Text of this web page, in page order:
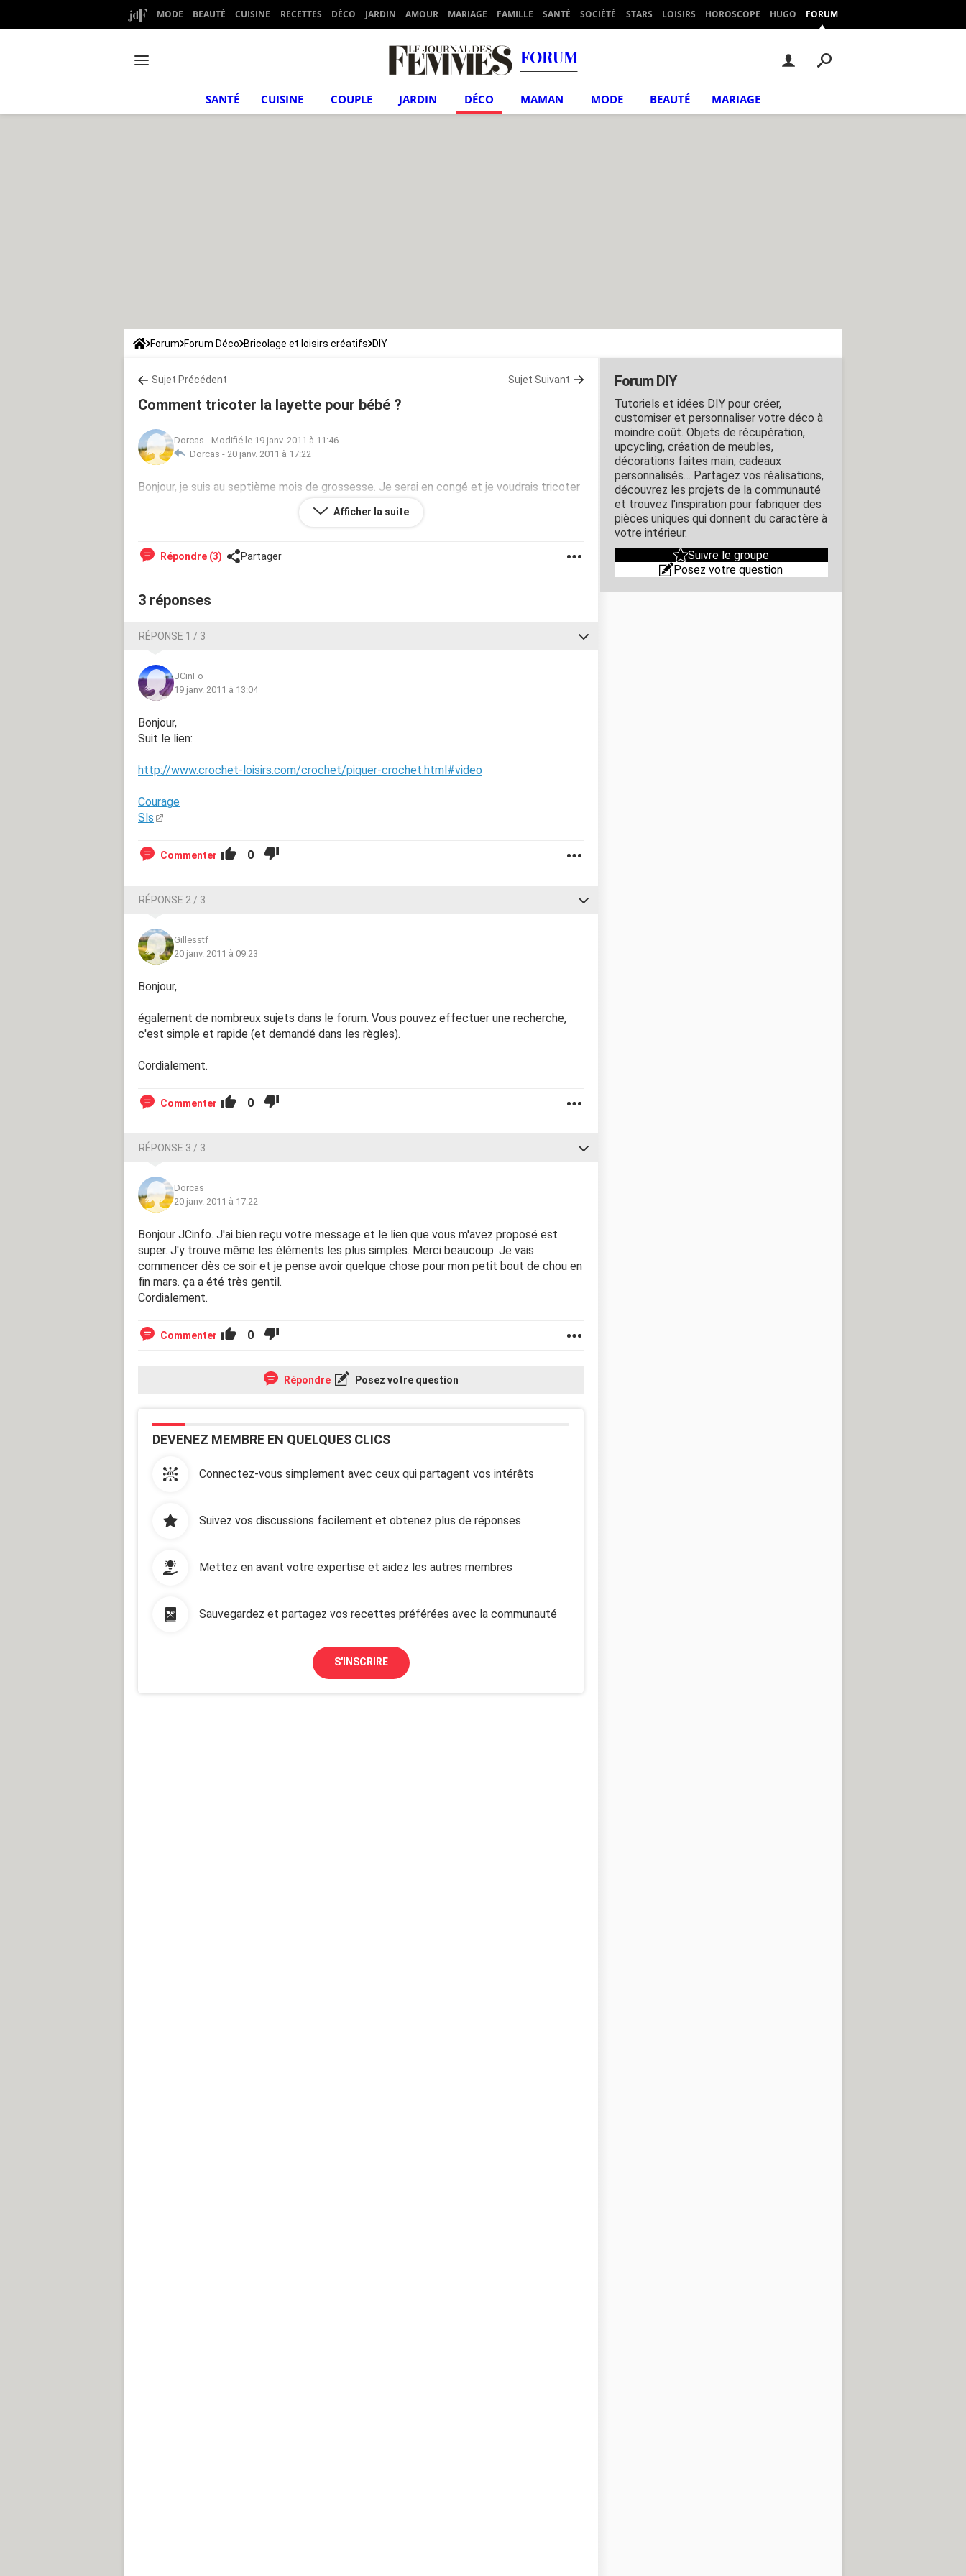
MODE BEAUTÉ CUISINE RECETTES DÉCO JARDIN AMOUR MARIAGE FAMILLE SANTÉ SOCIÉTÉ STARS LOISIRS HOROSCOPE HUGO FORUM
FORUM
SANTÉ CUISINE COUPLE JARDIN DÉCO MAMAN MODE BEAUTÉ MARIAGE
Forum Forum Déco Bricolage et loisirs créatifs DIY
Sujet Précédent Sujet Suivant
Comment tricoter la layette pour bébé ?
Dorcas - Modifié le 19 janv. 2011 à 11:46
Dorcas - 20 janv. 2011 à 17:22
Bonjour, je suis au septième mois de grossesse. Je serai en congé et je voudrais tricoter
Afficher la suite
Répondre (3) Partager
3 réponses
RÉPONSE 1 / 3
JCinFo
19 janv. 2011 à 13:04
Bonjour,
Suit le lien:
http://www.crochet-loisirs.com/crochet/piquer-crochet.html#video
Courage
Sls
Commenter 0
RÉPONSE 2 / 3
Gillesstf
20 janv. 2011 à 09:23
Bonjour,
également de nombreux sujets dans le forum. Vous pouvez effectuer une recherche,
c'est simple et rapide (et demandé dans les règles).
Cordialement.
Commenter 0
RÉPONSE 3 / 3
Dorcas
20 janv. 2011 à 17:22
Bonjour JCinfo. J'ai bien reçu votre message et le lien que vous m'avez proposé est
super. J'y trouve même les éléments les plus simples. Merci beaucoup. Je vais
commencer dès ce soir et je pense avoir quelque chose pour mon petit bout de chou en
fin mars. ça a été très gentil.
Cordialement.
Commenter 0
Répondre Posez votre question
DEVENEZ MEMBRE EN QUELQUES CLICS
Connectez-vous simplement avec ceux qui partagent vos intérêts
Suivez vos discussions facilement et obtenez plus de réponses
Mettez en avant votre expertise et aidez les autres membres
Sauvegardez et partagez vos recettes préférées avec la communauté
S'INSCRIRE
Forum DIY
Tutoriels et idées DIY pour créer,
customiser et personnaliser votre déco à
moindre coût. Objets de récupération,
upcycling, création de meubles,
décorations faites main, cadeaux
personnalisés… Partagez vos réalisations,
découvrez les projets de la communauté
et trouvez l'inspiration pour fabriquer des
pièces uniques qui donnent du caractère à
votre intérieur.
Suivre le groupe
Posez votre question